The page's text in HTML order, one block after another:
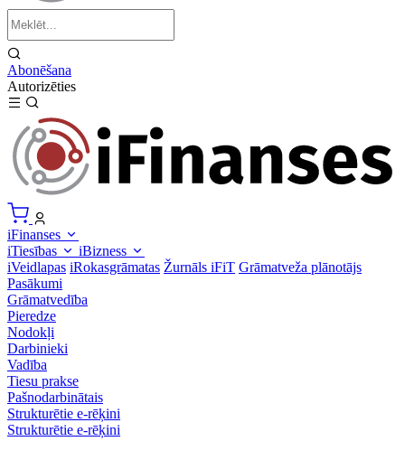
Abonēšana
Autorizēties
iFinanses
iTiesības
iBizness
iVeidlapas iRokasgrāmatas Žurnāls iFiT Grāmatveža plānotājs
Pasākumi
Grāmatvedība
Pieredze
Nodokļi
Darbinieki
Vadība
Tiesu prakse
Pašnodarbinātais
Strukturētie e-rēķini
Strukturētie e-rēķini